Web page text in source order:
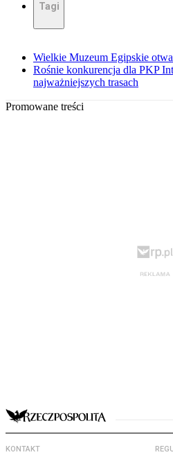
Tagi
Wielkie Muzeum Egipskie
Rośnie konkurencja dla PKP
najważniejszych trasach
Promowane treści
KONTAKT